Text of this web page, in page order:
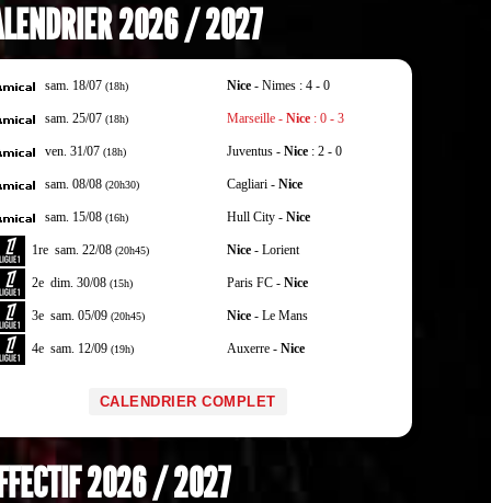
2026 / 2027
sam. 18/07 (18h) Nice - Nimes : 4 - 0
sam. 25/07 (18h) Marseille - Nice : 0 - 3
ven. 31/07 (18h) Juventus - Nice : 2 - 0
sam. 08/08 (20h30) Cagliari - Nice
sam. 15/08 (16h) Hull City - Nice
1re sam. 22/08 (20h45) Nice - Lorient
2e dim. 30/08 (15h) Paris FC - Nice
3e sam. 05/09 (20h45) Nice - Le Mans
4e sam. 12/09 (19h) Auxerre - Nice
CALENDRIER COMPLET
2026 / 2027